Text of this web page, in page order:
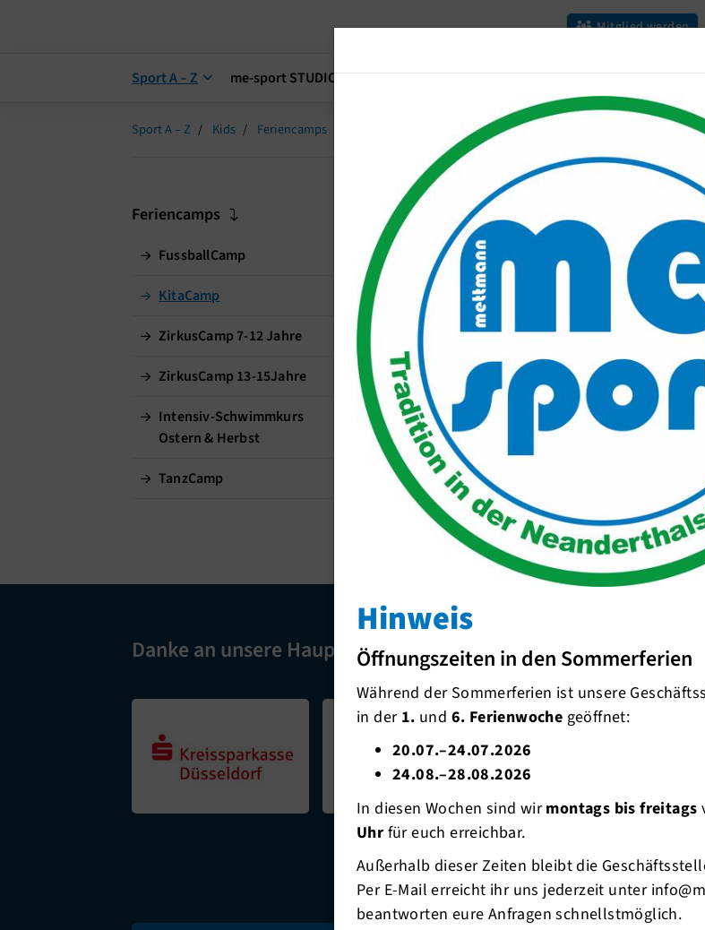
Mitglied werden
Sport A – Z me-sport STUDIO me-sport PLUS Unser Verein
Sport A – Z Kids Feriencamps
Kitacamp
Feriencamp
Leider sind keine Anmeldungen mehr möglich!
Feriencamps
FussballCamp
KitaCamp
ZirkusCamp 7-12 Jahre
ZirkusCamp 13-15Jahre
Intensiv-Schwimmkurs
Ostern & Herbst
TanzCamp
Danke an unsere Hauptsponsoren und Unterstützer
Hinweis
Öffnungszeiten in den Sommerferien
Während der Sommerferien ist unsere
in der1. und 6. Ferienwoche geöffnet:
20.07.–24.07.2026
24.08.–28.08.2026
In diesen Wochen sind wirmontags bis freitags
Uhr für euch erreichbar.
Außerhalb dieser Zeiten bleibt die
Per E-Mail erreicht ihr uns jederzeit unter
beantworten eure Anfragen schnellstmöglich.